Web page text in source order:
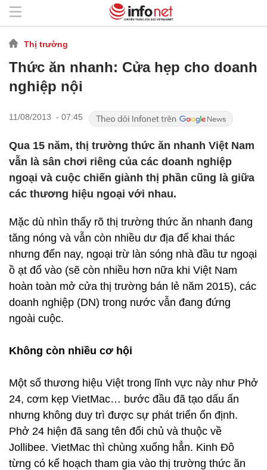
Thị trường
Thức ăn nhanh: Cửa hẹp cho doanh
nghiệp nội
11/08/2013 - 07:45
Qua 15 năm, thị trường thức ăn nhanh Việt Nam
vẫn là sân chơi riêng của các doanh nghiệp
ngoại và cuộc chiến giành thị phần cũng là giữa
các thương hiệu ngoại với nhau.
Mặc dù nhìn thấy rõ thị trường thức ăn nhanh đang
tăng nóng và vẫn còn nhiều dư địa để khai thác
nhưng đến nay, ngoại trừ làn sóng nhà đầu tư ngoại
ồ ạt đổ vào (sẽ còn nhiều hơn nữa khi Việt Nam
hoàn toàn mở cửa thị trường bán lẻ năm 2015), các
doanh nghiệp (DN) trong nước vẫn đang đứng
ngoài cuộc.
Không còn nhiều cơ hội
Một số thương hiệu Việt trong lĩnh vực này như Phở
24, cơm kẹp VietMac… bước đầu đã tạo dấu ấn
nhưng không duy trì được sự phát triển ổn định.
Phở 24 hiện đã sang tên đổi chủ và thuộc về
Jollibee. VietMac thì chùng xuống hẳn. Kinh Đô
từng có kế hoạch tham gia vào thị trường thức ăn